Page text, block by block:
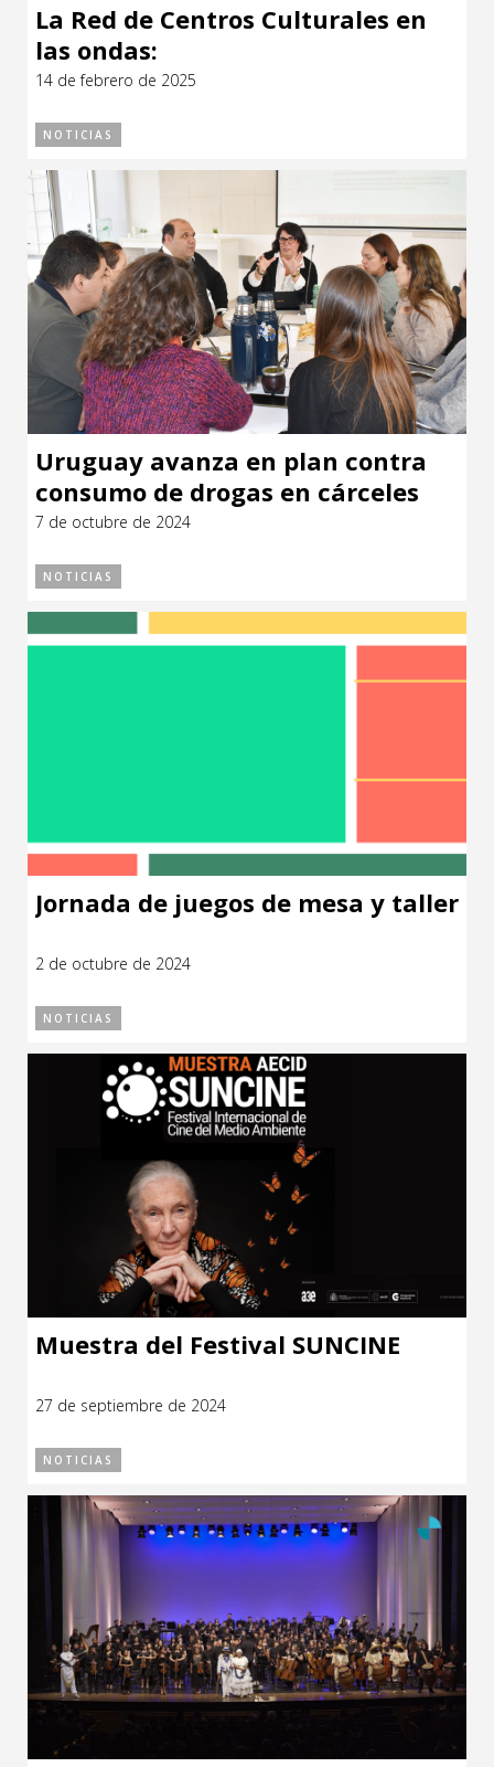
La Red de Centros Culturales en
las ondas:
14 de febrero de 2025
NOTICIAS
Uruguay avanza en plan contra
consumo de drogas en cárceles
7 de octubre de 2024
NOTICIAS
Jornada de juegos de mesa y taller
2 de octubre de 2024
NOTICIAS
Muestra del Festival SUNCINE
27 de septiembre de 2024
NOTICIAS